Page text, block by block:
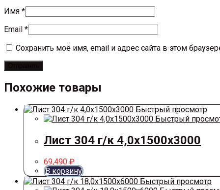
Имя *
Email *
Сохранить моё имя, email и адрес сайта в этом
Похожие товары
Быстрый просмотр
Быстрый
Лист 304 г/к 4,0х1500х3000
69,490 ₽
В корзину
Быстрый просмотр